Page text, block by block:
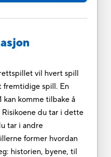
vil hvert spill
fremtidige spill. En
kan komme tilbake å
Risikoene du tar i dette
tar i andre
former hvordan
historien, byene, til